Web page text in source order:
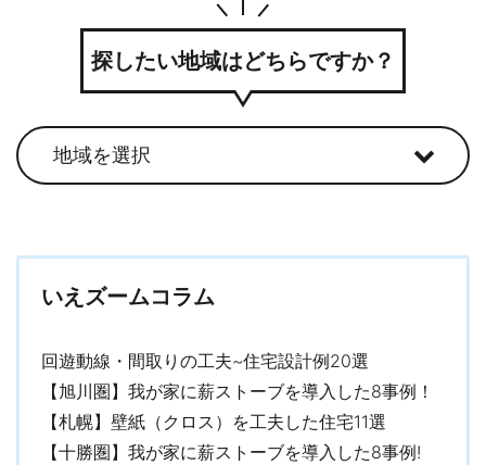
探したい地域はどちらですか？
いえズームコラム
回遊動線・間取りの工夫~住宅設計例20選
【旭川圏】我が家に薪ストーブを導入した8事例！
【札幌】壁紙（クロス）を工夫した住宅11選
【十勝圏】我が家に薪ストーブを導入した8事例!